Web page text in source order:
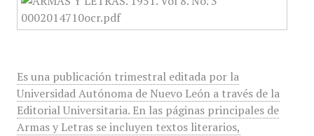
Es una publicación trimestral editada por la
Universidad Autónoma de Nuevo León a través de la
Editorial Universitaria. En las páginas principales de
Armas y Letras se incluyen textos literarios,